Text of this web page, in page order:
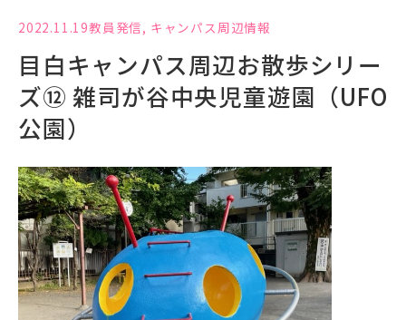
2022.11.19教員発信, キャンパス周辺情報
目白キャンパス周辺お散歩シリー
ズ⑫ 雑司が谷中央児童遊園（UFO
公園）